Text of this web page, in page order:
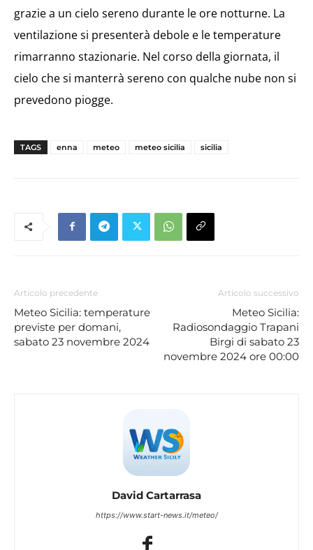
grazie a un cielo sereno durante le ore notturne. La
ventilazione si presenterà debole e le temperature
rimarranno stazionarie. Nel corso della giornata, il
cielo che si manterrà sereno con qualche nube non si
prevedono piogge.
TAGS enna meteo meteo sicilia sicilia
Articolo precedente
Meteo Sicilia: temperature
previste per domani,
sabato 23 novembre 2024
Articolo successivo
Meteo Sicilia:
Radiosondaggio Trapani
Birgi di sabato 23
novembre 2024 ore 00:00
David Cartarrasa
https://www.start-news.it/meteo/